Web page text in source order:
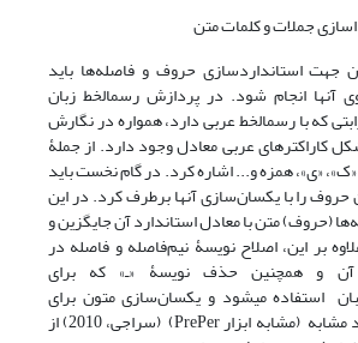
جهت استانداردسازی حروف و فاصله‌ها باید
پیش‌پردازش‌هایی روی آنها انجام شود. در پردازش رسم‎الخط زبان
فارسی، با توجه به قرابتی که با رسم‎الخط عربی دارد، همواره در نگارش
کاراکترهای عربی معادل وجود دارد. از جملۀ
«ی»، همزه و... اشاره کرد. در گام نخست باید
را با یکسان‌سازی آنها برطرف کرد. در این
(حروف) متن با معادل استاندارد آن جایگزین و
بر این، اصلاح نویسۀ نیم‌فاصله و فاصله در
آن و همچنین حذف نویسۀ «ـ» که برای
کشش‎نویسه‌های چسبان استفاده می‎شود و یکسان‌سازی متون برای
تشدید، تنوین و موارد مشابه (مشابه ابزار PrePer) (سراجی، 2010) از